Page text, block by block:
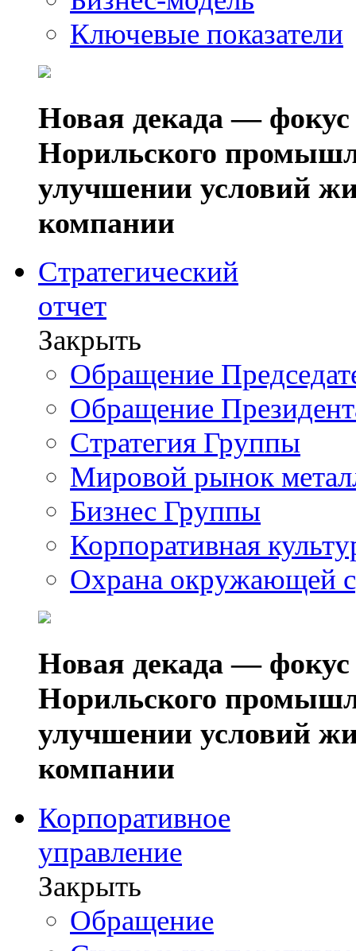
Ключевые показатели
Новая декада — фокус
Норильского
улучшении условий
компании
Стратегический
отчет
Закрыть
Обращение
Обращение
Стратегия Группы
Мировой рынок
Бизнес Группы
Корпоративная
Охрана окружающей
Новая декада — фокус
Норильского
улучшении условий
компании
Корпоративное
управление
Закрыть
Обращение